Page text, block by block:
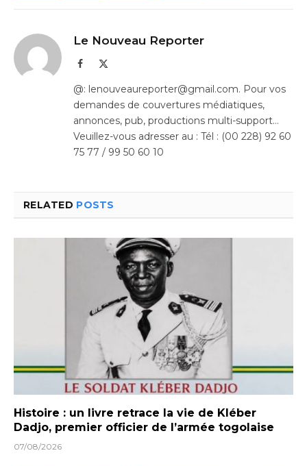
Le Nouveau Reporter
Facebook
@: lenouveaureporter@gmail.com. Pour vos
demandes de couvertures médiatiques,
annonces, pub, productions multi-support…
Veuillez-vous adresser au : Tél : (00 228) 92 60
75 77 / 99 50 60 10
RELATED POSTS
Histoire : un livre retrace la vie de Kléber
Dadjo, premier officier de l’armée togolaise
07/08/2026